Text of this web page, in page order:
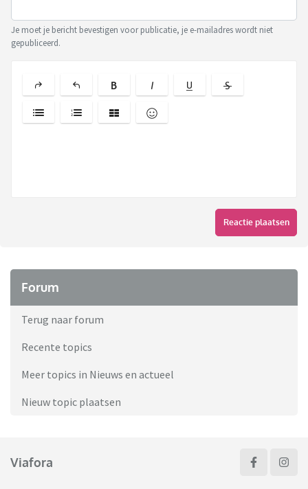
Je moet je bericht bevestigen voor publicatie, je e-mailadres wordt niet
gepubliceerd.
Reactie plaatsen
Forum
Terug naar forum
Recente topics
Meer topics in Nieuws en actueel
Nieuw topic plaatsen
Viafora